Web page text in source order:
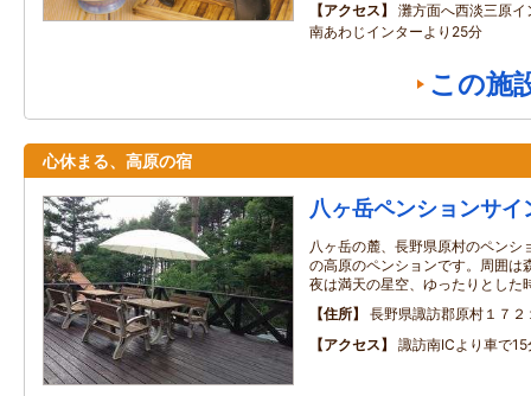
アクセス
灘方面へ西淡三原
南あわじインターより25分
この施
心休まる、高原の宿
八ヶ岳ペンションサイ
八ヶ岳の麓、長野県原村のペン
の高原のペンションです。周囲は
夜は満天の星空、ゆったりとした
住所
長野県諏訪郡原村１７
アクセス
諏訪南ICより車で15